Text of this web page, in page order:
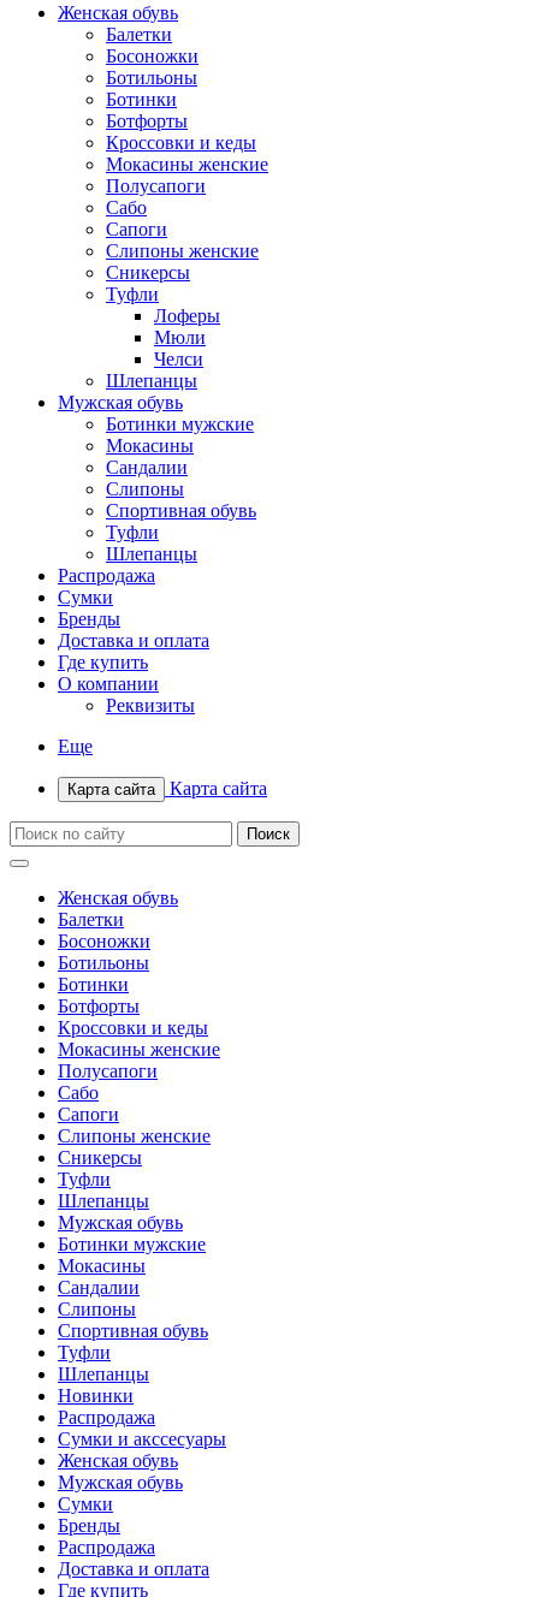
Женская обувь
Балетки
Босоножки
Ботильоны
Ботинки
Ботфорты
Кроссовки и кеды
Мокасины женские
Полусапоги
Сабо
Сапоги
Слипоны женские
Сникерсы
Туфли
Лоферы
Мюли
Челси
Шлепанцы
Мужская обувь
Ботинки мужские
Мокасины
Сандалии
Слипоны
Спортивная обувь
Туфли
Шлепанцы
Распродажа
Сумки
Бренды
Доставка и оплата
Где купить
О компании
Реквизиты
Еще
Карта сайта Карта сайта
Женская обувь
Балетки
Босоножки
Ботильоны
Ботинки
Ботфорты
Кроссовки и кеды
Мокасины женские
Полусапоги
Сабо
Сапоги
Слипоны женские
Сникерсы
Туфли
Шлепанцы
Мужская обувь
Ботинки мужские
Мокасины
Сандалии
Слипоны
Спортивная обувь
Туфли
Шлепанцы
Новинки
Распродажа
Сумки и акссесуары
Женская обувь
Мужская обувь
Сумки
Бренды
Распродажа
Доставка и оплата
Где купить